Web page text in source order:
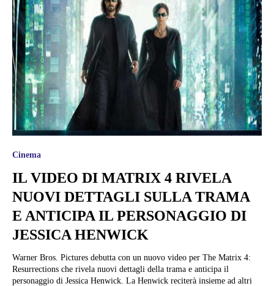
Cinema
IL VIDEO DI MATRIX 4 RIVELA
NUOVI DETTAGLI SULLA TRAMA
E ANTICIPA IL PERSONAGGIO DI
JESSICA HENWICK
Warner Bros. Pictures debutta con un nuovo video per The Matrix 4:
Resurrections che rivela nuovi dettagli della trama e anticipa il
personaggio di Jessica Henwick. La Henwick reciterà insieme ad altri